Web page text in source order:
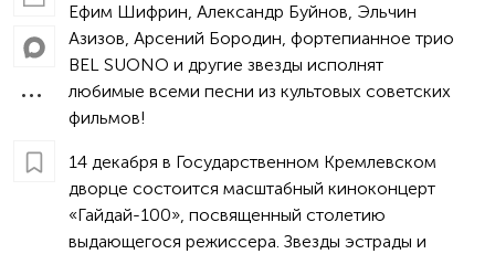
Ефим Шифрин, Александр Буйнов, Эльчин
Азизов, Арсений Бородин, фортепианное трио
BEL SUONO и другие звезды исполнят
любимые всеми песни из культовых советских
фильмов!
14 декабря в Государственном Кремлевском
дворце состоится масштабный киноконцерт
«Гайдай-100», посвященный столетию
выдающегося режиссера. Звезды эстрады и